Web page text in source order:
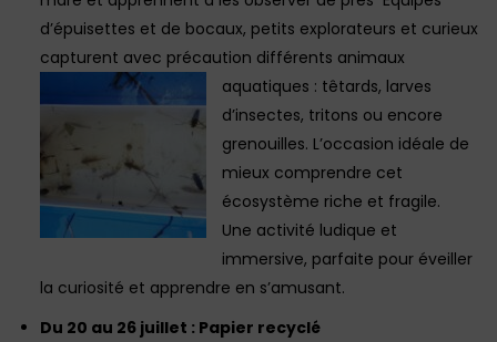
d’épuisettes et de bocaux, petits explorateurs et curieux
capturent avec précaution différents animaux
aquatiques : têtards, larves
d’insectes, tritons ou encore
grenouilles. L’occasion idéale de
mieux comprendre cet
écosystème riche et fragile.
Une activité ludique et
immersive, parfaite pour éveiller
la curiosité et apprendre en s’amusant.
Du 20 au 26 juillet : Papier recyclé